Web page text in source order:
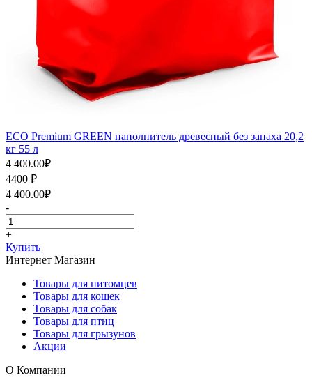
ECO Premium GREEN наполнитель древесный без запаха 20,2
кг 55 л
4 400.00₽
4400 ₽
4 400.00₽
-
+
Купить
Интернет Магазин
Товары для питомцев
Товары для кошек
Товары для собак
Товары для птиц
Товары для грызунов
Акции
О Компании